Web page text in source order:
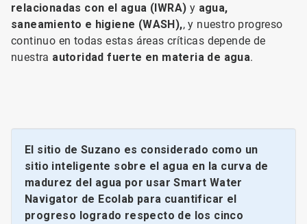
relacionadas con el agua (IWRA) y agua,
saneamiento e higiene (WASH),, y nuestro progreso
continuo en todas estas áreas críticas depende de
nuestra autoridad fuerte en materia de agua.
El sitio de Suzano es considerado como un
sitio inteligente sobre el agua en la curva de
madurez del agua por usar Smart Water
Navigator de Ecolab para cuantificar el
progreso logrado respecto de los cinco